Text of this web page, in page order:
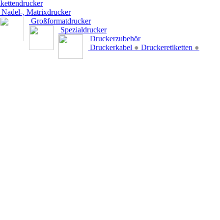
Nadel-, Matrixdrucker
Großformatdrucker
Spezialdrucker
Druckerzubehör
Druckerkabel ● Druckeretiketten ●